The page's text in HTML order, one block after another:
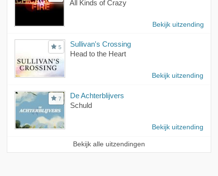
All Kinds of Crazy
Bekijk uitzending
5
Sullivan's Crossing
Head to the Heart
Bekijk uitzending
7
De Achterblijvers
Schuld
Bekijk uitzending
Bekijk alle uitzendingen